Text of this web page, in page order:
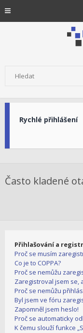
Rychlé přihlášení
Často kladené
Přihlašování a
Proč se musím
Co je to COPPA?
Proč se nemůžu
Zaregistroval jsem se,
Proč se nemůžu
Byl jsem ve fóru
Zapomněl jsem heslo!
Proč se automaticky
K čemu slouží funkce